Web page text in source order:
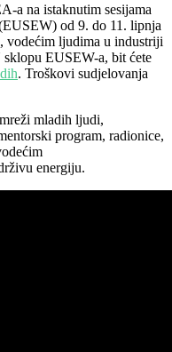
a na istaknutim sesijama
od 9. do 11. lipnja
vodećim ljudima u industriji
EUSEW-a, bit ćete
. Troškovi sudjelovanja
mladih ljudi,
program, radionice,
energiju.